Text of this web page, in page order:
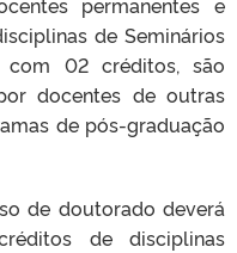
de Seminários
02 créditos, são
docentes de outras
de pós-graduação
de doutorado deverá
de disciplinas